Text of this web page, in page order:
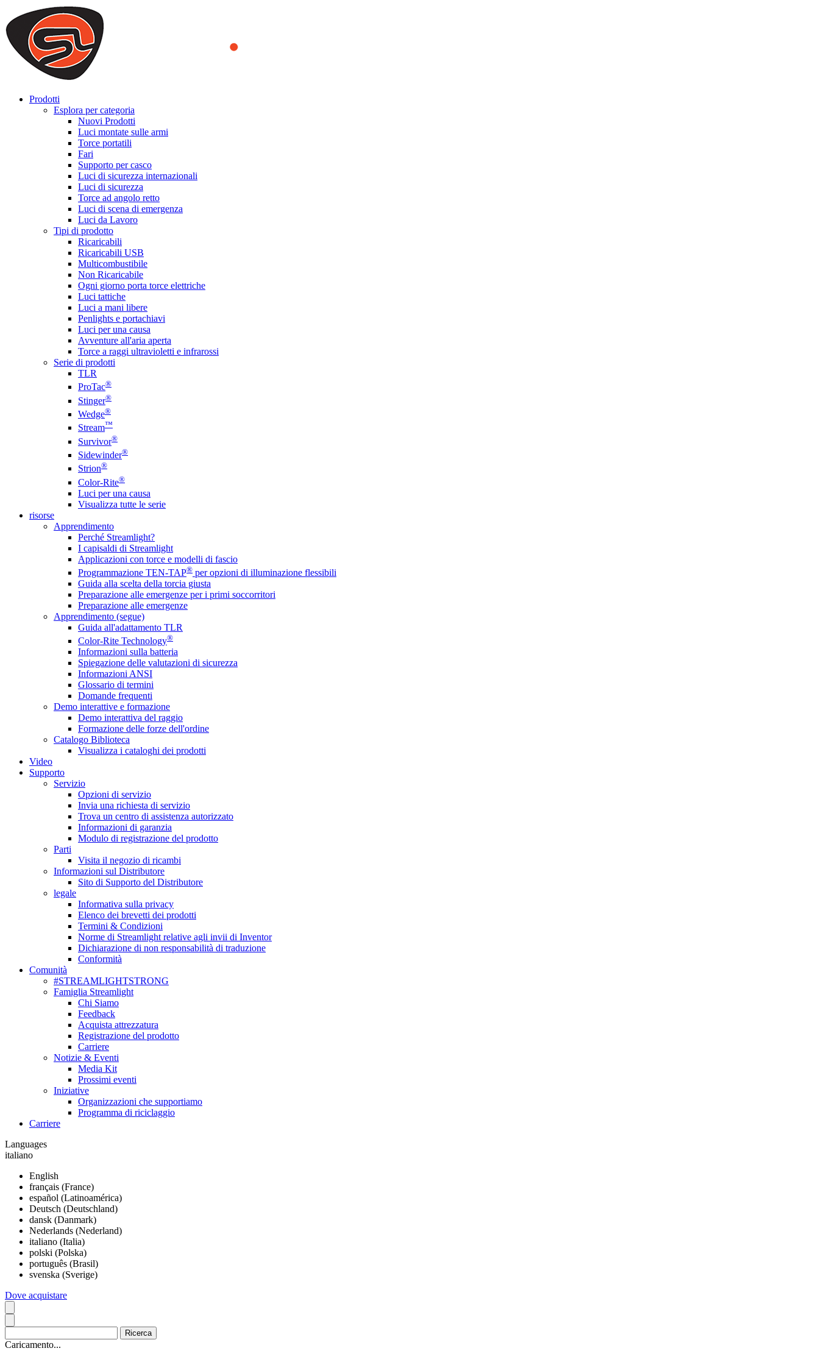
We use cookies to ensure that we provide you the best experience on our website. By continuing to browse this website, you accept that cookies are used to help us analyze how the website is used and to offer
you a better experience. To learn more or to find out how you can disable cookies, you can access our
ACCEPT AND CLOSE
Prodotti
Esplora per categoria
Nuovi Prodotti
Luci montate sulle armi
Torce portatili
Fari
Supporto per casco
Luci di sicurezza internazionali
Luci di sicurezza
Torce ad angolo retto
Luci di scena di emergenza
Luci da Lavoro
Tipi di prodotto
Ricaricabili
Ricaricabili USB
Multicombustibile
Non Ricaricabile
Ogni giorno porta torce elettriche
Luci tattiche
Luci a mani libere
Penlights e portachiavi
Luci per una causa
Avventure all'aria aperta
Torce a raggi ultravioletti e infrarossi
Serie di prodotti
TLR
ProTac®
Stinger®
Wedge®
Stream™
Survivor®
Sidewinder®
Strion®
Color-Rite®
Luci per una causa
Visualizza tutte le serie
risorse
Apprendimento
Perché Streamlight?
I capisaldi di Streamlight
Applicazioni con torce e modelli di fascio
Programmazione TEN-TAP® per opzioni di illuminazione flessibili
Guida alla scelta della torcia giusta
Preparazione alle emergenze per i primi soccorritori
Preparazione alle emergenze
Apprendimento (segue)
Guida all'adattamento TLR
Color-Rite Technology®
Informazioni sulla batteria
Spiegazione delle valutazioni di sicurezza
Informazioni ANSI
Glossario di termini
Domande frequenti
Demo interattive e formazione
Demo interattiva del raggio
Formazione delle forze dell'ordine
Catalogo Biblioteca
Visualizza i cataloghi dei prodotti
Video
Supporto
Servizio
Opzioni di servizio
Invia una richiesta di servizio
Trova un centro di assistenza autorizzato
Informazioni di garanzia
Modulo di registrazione del prodotto
Parti
Visita il negozio di ricambi
Informazioni sul Distributore
Sito di Supporto del Distributore
legale
Informativa sulla privacy
Elenco dei brevetti dei prodotti
Termini & Condizioni
Norme di Streamlight relative agli invii di Inventor
Dichiarazione di non responsabilità di traduzione
Conformità
Comunità
#STREAMLIGHTSTRONG
Famiglia Streamlight
Chi Siamo
Feedback
Acquista attrezzatura
Registrazione del prodotto
Carriere
Notizie & Eventi
Media Kit
Prossimi eventi
Iniziative
Organizzazioni che supportiamo
Programma di riciclaggio
Carriere
Languages
italiano
English
français (France)
español (Latinoamérica)
Deutsch (Deutschland)
dansk (Danmark)
Nederlands (Nederland)
italiano (Italia)
polski (Polska)
português (Brasil)
svenska (Sverige)
Dove acquistare
Caricamento...